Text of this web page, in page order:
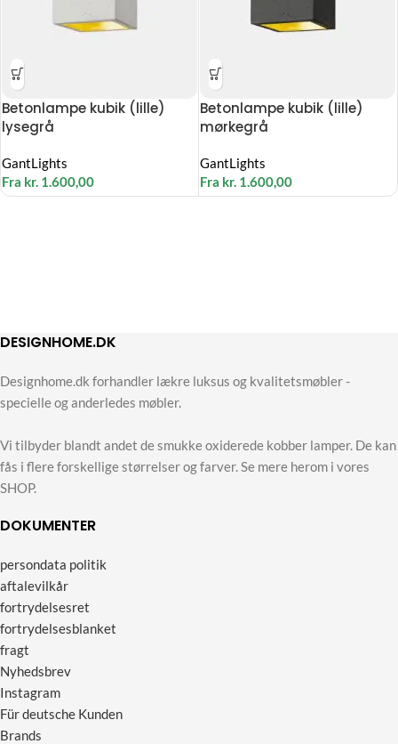
Betonlampe kubik (lille)
lysegrå
GantLights
Fra kr. 1.600,00
Betonlampe kubik (lille)
mørkegrå
GantLights
Fra kr. 1.600,00
DESIGNHOME.DK
Designhome.dk forhandler lækre luksus og kvalitetsmøbler -
specielle og anderledes møbler.
Vi tilbyder blandt andet de smukke oxiderede kobber lamper. De kan
fås i flere forskellige størrelser og farver. Se mere herom i vores
SHOP.
DOKUMENTER
persondata politik
aftalevilkår
fortrydelsesret
fortrydelsesblanket
fragt
Nyhedsbrev
Instagram
Für deutsche Kunden
Brands